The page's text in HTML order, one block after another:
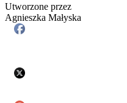
Utworzone przez
Agnieszka Małyska